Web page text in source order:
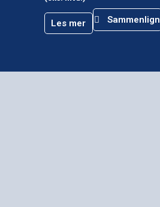
Les mer Sammenlign